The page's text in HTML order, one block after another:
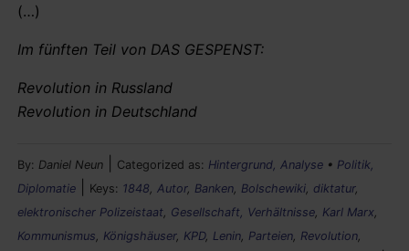
(…)
Im fünften Teil von DAS GESPENST:
Revolution in Russland
Revolution in Deutschland
By: Daniel Neun Categorized as: Hintergrund, Analyse • Politik,
Diplomatie
Keys: 1848 Autor, Banken Bolschewiki diktatur,
elektronischer Polizeistaat Gesellschaft, Verhältnisse Karl Marx
Kommunismus
Königshäuser, KPD, Lenin Parteien Revolution